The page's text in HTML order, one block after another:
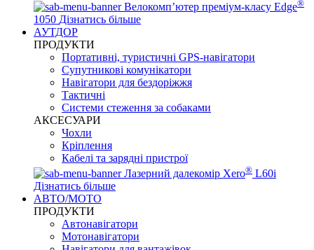
Велокомп’ютер преміум-класу Edge®
1050 Дізнатись більше
АУТДОР
ПРОДУКТИ
Портативні, туристичні GPS-навігатори
Супутникові комунікатори
Навігатори для бездоріжжя
Тактичні
Системи стеження за собаками
АКСЕСУАРИ
Чохли
Кріплення
Кабелі та зарядні пристрої
Лазерний далекомір Xero® L60i
Дізнатись більше
АВТО/МОТО
ПРОДУКТИ
Автонавігатори
Мотонавігатори